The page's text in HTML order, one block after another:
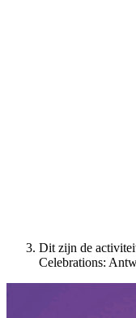
Dit zijn de
Celebrations: